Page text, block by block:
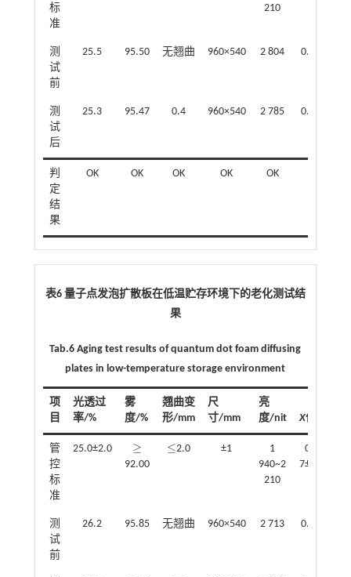
判
定
结
果
OK OK OK OK OK
标
准
210
测
试
前
25.5 95.50 无翘曲 960×540 2 804 0.287 9
测
试
后
25.3 95.47 0.4 960×540 2 785 0.288 6
表6 量子点发泡扩散板在低温贮存环境下的老化测试结
果
Tab.6 Aging test results of quantum dot foam diffusing
plates in low-temperature storage environment
项
目
光透过
率/%
雾
度/%
翘曲变
形/mm
尺
寸/mm
亮
度/nit X值
管
控
标
准
25.0±2.0 ≥
≥
92.00
≤
≤ 2.0 ±1
1
940~2
210
0.291
7±0.005
测
试
前
26.2 95.85 无翘曲 960×540 2 713 0.288 2